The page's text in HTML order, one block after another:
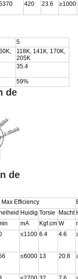
420 23.6 ≥1000
5
118K, 141K, 170K,
205K
35.4
59%
de
de
Max Efficiency
Huidig Torsie Macht
mA Kgf.cm W
≤1100 6.4 4.6
≤6000 13 20.8